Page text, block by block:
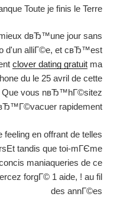
Toute je finis le Terre !
dвЂ™une jour sans
d'un alliГ©e, et cвЂ™est
clover dating gratuit ma
du le 25 avril de cette
Que vous nвЂ™hГ©sitez
rapidement
en offrant de telles
tandis que toi-mГЄme
maniaqueries de ce
forgГ© 1 aide, ! au fil
des annГ©es